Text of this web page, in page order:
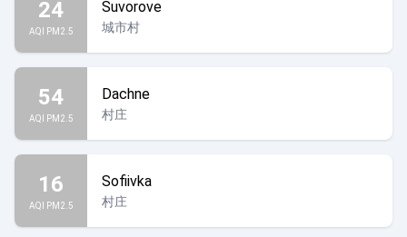
24
AQI PM2.5
Suvorove
城市村
54
AQI PM2.5
Dachne
村庄
16
AQI PM2.5
Sofiivka
村庄